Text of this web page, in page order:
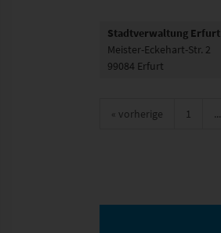
Stadtverwaltung Erfurt
Meister-Eckehart-Str. 2
99084 Erfurt
« vorherige 1 ...